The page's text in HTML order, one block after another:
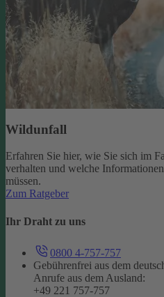
Wildunfall
Erfahren Sie hier, wie Sie sich im
verhalten und welche
müssen.
Zum Ratgeber
Ihr Draht zu uns
0800 4-757-757
Gebührenfrei aus dem
Anrufe aus dem Ausland:
+49 221 757-757